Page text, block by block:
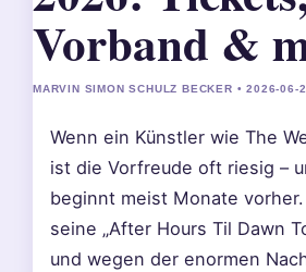
Vorband &
MARVIN SIMON SCHULZ BECKER • 2026-06-
Wenn ein Künstler wie The
ist die Vorfreude oft riesig –
beginnt meist Monate
seine „After Hours Til Dawn
und wegen der enormen